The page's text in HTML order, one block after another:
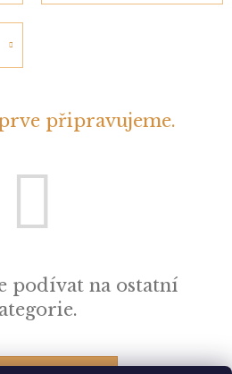
připravujeme.
podívat na ostatní